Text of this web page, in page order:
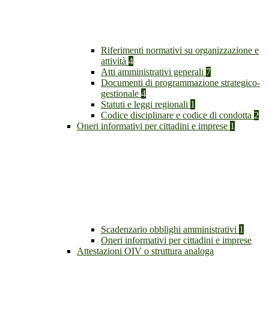
Riferimenti normativi su organizzazione e
attività 4
Atti amministrativi generali 7
Documenti di programmazione strategico-
gestionale 4
Statuti e leggi regionali 1
Codice disciplinare e codice di condotta 2
Oneri informativi per cittadini e imprese 1
Scadenzario obblighi amministrativi 1
Oneri informativi per cittadini e imprese
Attestazioni OIV o struttura analoga